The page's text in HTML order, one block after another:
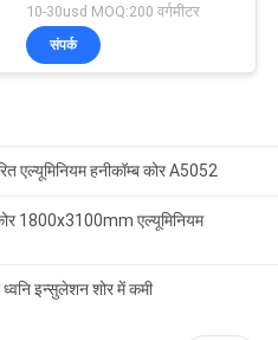
10-30usd MOQ:200 वर्गमीटर
संपर्क
एल्यूमिनियम हनीकॉम्ब कोर A5052
1800x3100mm एल्यूमिनियम
ध्वनि इन्सुलेशन शोर में कमी